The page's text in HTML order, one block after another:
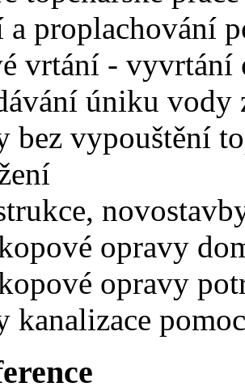
a proplachování
vrtání - vyvrtání
úniku vody
bez vypouštění
opravy
opravy
kanalizace